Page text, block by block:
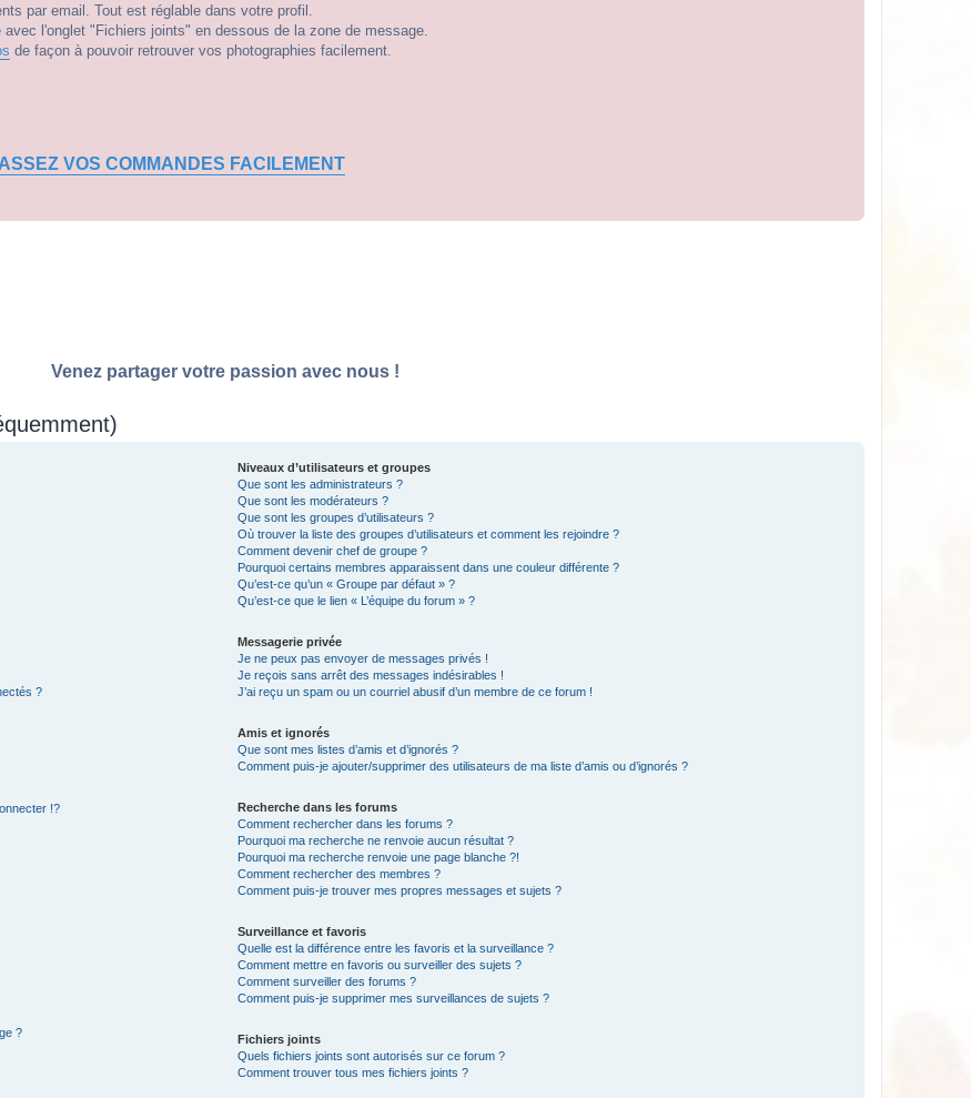
par email. Tout est réglable dans votre profil.
l'onglet "Fichiers joints" en dessous de la zone de message.
de façon à pouvoir retrouver vos photographies facilement.
VOS COMMANDES FACILEMENT
Venez partager votre passion avec nous !
?
!?
?
Niveaux d’utilisateurs et groupes
Que sont les administrateurs ?
Que sont les modérateurs ?
Que sont les groupes d’utilisateurs ?
Où trouver la liste des groupes d’utilisateurs et comment les rejoindre ?
Comment devenir chef de groupe ?
Pourquoi certains membres apparaissent dans une couleur différente ?
Qu’est-ce qu’un « Groupe par défaut » ?
Qu’est-ce que le lien « L’équipe du forum » ?
Messagerie privée
Je ne peux pas envoyer de messages privés !
Je reçois sans arrêt des messages indésirables !
J’ai reçu un spam ou un courriel abusif d’un membre de ce forum !
Amis et ignorés
Que sont mes listes d’amis et d’ignorés ?
Comment puis-je ajouter/supprimer des utilisateurs de ma liste d’amis ou d’ignorés ?
Recherche dans les forums
Comment rechercher dans les forums ?
Pourquoi ma recherche ne renvoie aucun résultat ?
Pourquoi ma recherche renvoie une page blanche ?!
Comment rechercher des membres ?
Comment puis-je trouver mes propres messages et sujets ?
Surveillance et favoris
Quelle est la différence entre les favoris et la surveillance ?
Comment mettre en favoris ou surveiller des sujets ?
Comment surveiller des forums ?
Comment puis-je supprimer mes surveillances de sujets ?
Fichiers joints
Quels fichiers joints sont autorisés sur ce forum ?
Comment trouver tous mes fichiers joints ?